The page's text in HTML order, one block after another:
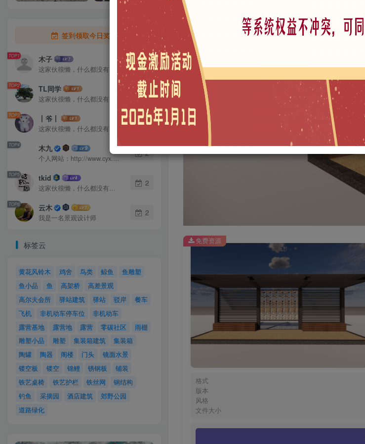
格式
版本
风格
文件大小
免费资源
签到领取今日奖励
TOP1 木子 5
TOP2 TL同学 2
TOP3 丨爷丨 2
TOP4 木九
个人网站：http://www.cyx.show
2
TOP5 tkid
这家伙很懒，什么都没有写...
2
TOP6 云木
我是一名景观设计师
2
标签云
黄花风铃木 鸡舍 鸟类 鲸鱼
鱼雕塑
鱼小品
鱼 高架桥
高差景观
高尔夫会所
驿站建筑 驿站 驳岸
餐车
飞机
非机动车停车位
非机动车
露营基地
露营地 露营 零碳社区
雨棚
雕塑小品
雕塑 集装箱建筑
集装箱
陶罐
陶器 阁楼 门头
镜面水景
镂空板
镂空 锦鲤 锈钢板
铺装
铁艺桌椅
铁艺护栏 铁丝网
钢结构
钓鱼
采摘园 酒店建筑
郊野公园
道路绿化